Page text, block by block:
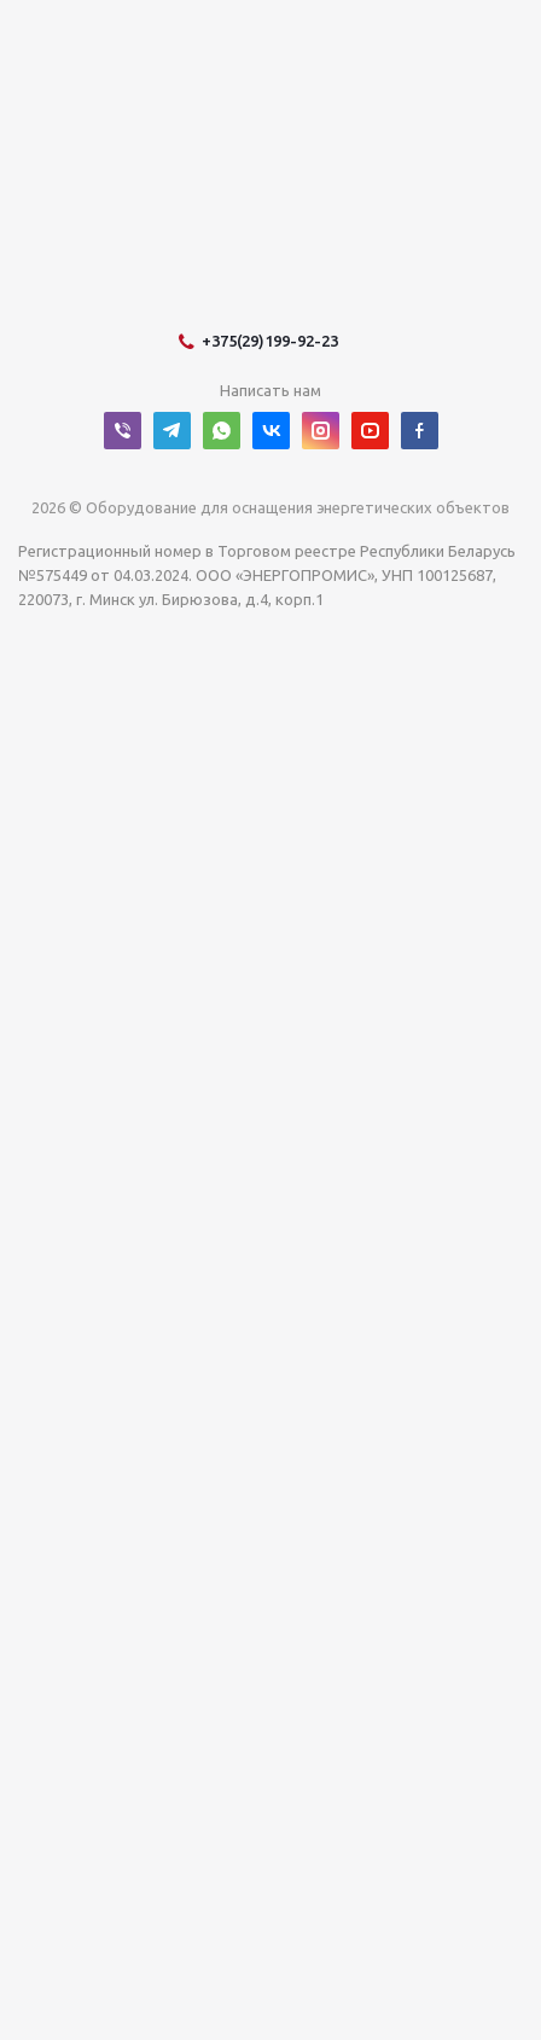
+375(29)199-92-23
Написать нам
2026 © Оборудование для оснащения энергетических объектов
Регистрационный номер в Торговом реестре Республики Беларусь
№575449 от 04.03.2024. ООО «ЭНЕРГОПРОМИС», УНП 100125687,
220073, г. Минск ул. Бирюзова, д.4, корп.1